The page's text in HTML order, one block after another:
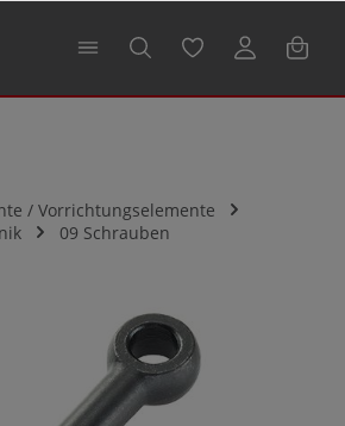
/ Vorrichtungselemente
09 Schrauben